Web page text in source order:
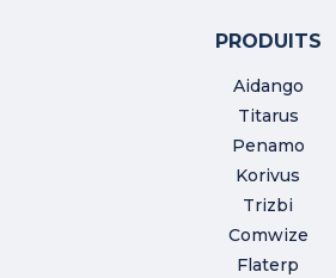
PRODUITS
Aidango
Titarus
Penamo
Korivus
Trizbi
Comwize
Flaterp